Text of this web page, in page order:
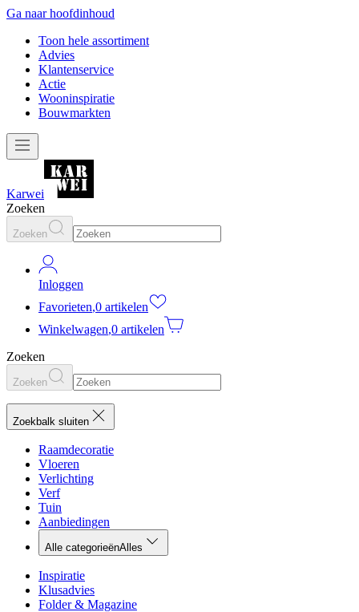
Ga naar hoofdinhoud
Toon hele assortiment
Advies
Klantenservice
Actie
Wooninspiratie
Bouwmarkten
Karwei
Zoeken
Zoeken
Inloggen
Favorieten,0 artikelen
Winkelwagen,0 artikelen
Zoeken
Zoeken
Zoekbalk sluiten
Raamdecoratie
Vloeren
Verlichting
Verf
Tuin
Aanbiedingen
Alle categorieënAlles
Inspiratie
Klusadvies
Folder & Magazine